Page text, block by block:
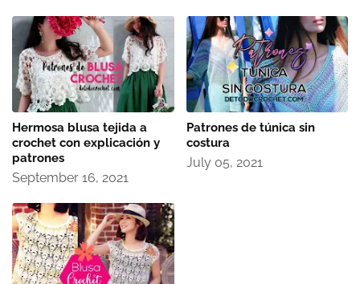
Hermosa blusa tejida a
crochet con explicación y
patrones
September 16, 2021
Patrones de túnica sin
costura
July 05, 2021